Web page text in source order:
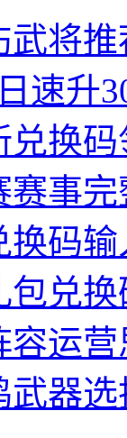
武将
速升
兑换
赛事完
换码
包兑
容运营
武器